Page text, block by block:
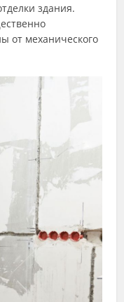
здания.
от механического